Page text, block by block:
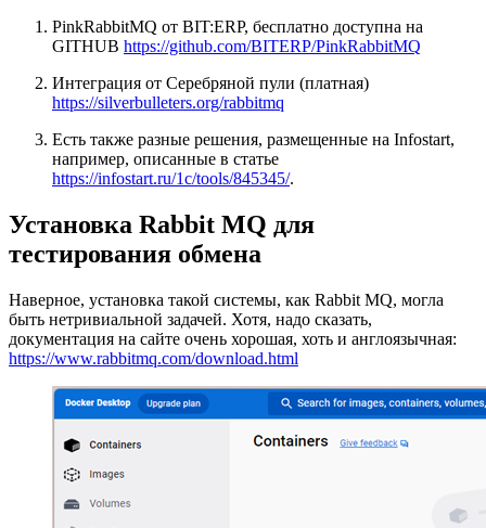
PinkRabbitMQ от BIT:ERP, бесплатно доступна на
GITHUB https://github.com/BITERP/PinkRabbitMQ
Интеграция от Серебряной пули (платная)
https://silverbulleters.org/rabbitmq
Есть также разные решения, размещенные на Infostart,
например, описанные в статье
https://infostart.ru/1c/tools/845345/.
Установка Rabbit MQ для
тестирования обмена
Наверное, установка такой системы, как Rabbit MQ, могла
быть нетривиальной задачей. Хотя, надо сказать,
документация на сайте очень хорошая, хоть и англоязычная:
https://www.rabbitmq.com/download.html